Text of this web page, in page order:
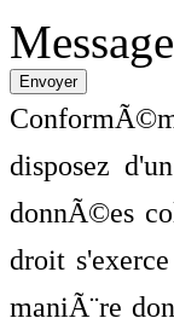
Message
disposez
donnÃ©es
droit
maniÃ¨re